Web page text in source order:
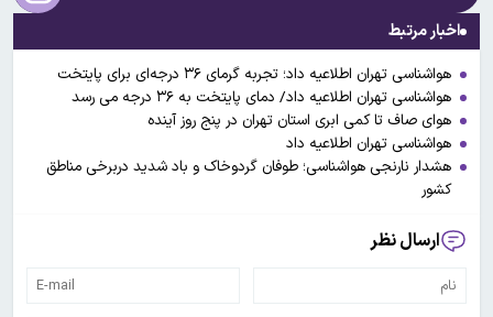
اخبار مرتبط
هواشناسی تهران اطلاعیه داد؛ تجربه گرمای ۳۶ درجه‌ای برای پایتخت
هواشناسی تهران اطلاعیه داد/ دمای پایتخت به ۳۶ درجه می رسد
هوای صاف تا کمی ابری استان تهران در پنج روز آینده
هواشناسی تهران اطلاعیه داد
هشدار نارنجی هواشناسی؛ طوفان گردوخاک و باد شدید دربرخی مناطق
کشور
ارسال نظر